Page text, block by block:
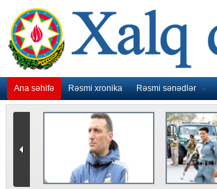
Ana səhifə Rəsmi xronika Rəsmi sənədlər